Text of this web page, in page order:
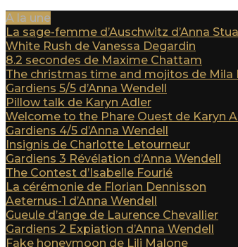
A la une
La sage-femme d’Auschwitz d’Anna
White Rush de Vanessa Degardin
8.2 secondes de Maxime Chattam
The christmas time and mojitos de Mila
Gardiens 5/5 d’Anna Wendell
Pillow talk de Karyn Adler
Welcome to the Phare Ouest de Karyn
Gardiens 4/5 d’Anna Wendell
Insignis de Charlotte Letourneur
Gardiens 3 Révélation d’Anna Wendell
The Contest d’Isabelle Fourié
La cérémonie de Florian Dennisson
Aeternus-1 d’Anna Wendell
Gueule d’ange de Laurence Chevallier
Gardiens 2 Expiation d’Anna Wendell
Fake honeymoon de Lili Malone